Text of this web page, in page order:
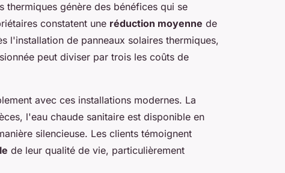
thermiques génère des bénéfices qui se
constatent une réduction moyenne de
l'installation de panneaux solaires thermiques,
peut diviser par trois les coûts de
avec ces installations modernes. La
l'eau chaude sanitaire est disponible en
silencieuse. Les clients témoignent
de leur qualité de vie, particulièrement